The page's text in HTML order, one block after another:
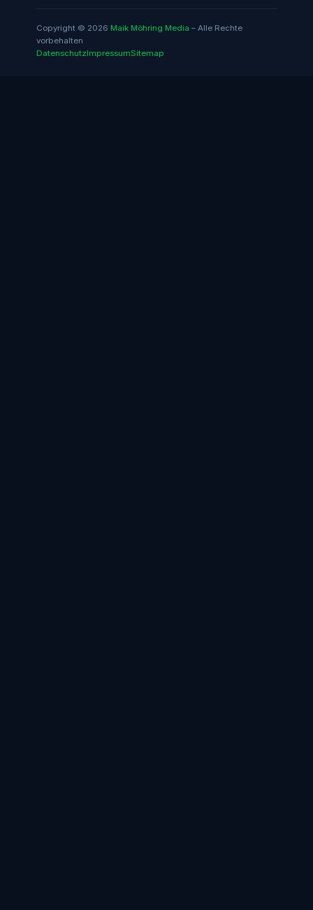
Copyright © 2026 Maik Möhring Media – Alle Rechte
vorbehalten
DatenschutzImpressumSitemap